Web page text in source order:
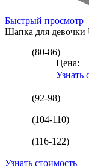
Быстрый просмотр
Шапка для девочки
(80-86)
Цена:
Узнать
(92-98)
(104-110)
(116-122)
Узнать стоимость